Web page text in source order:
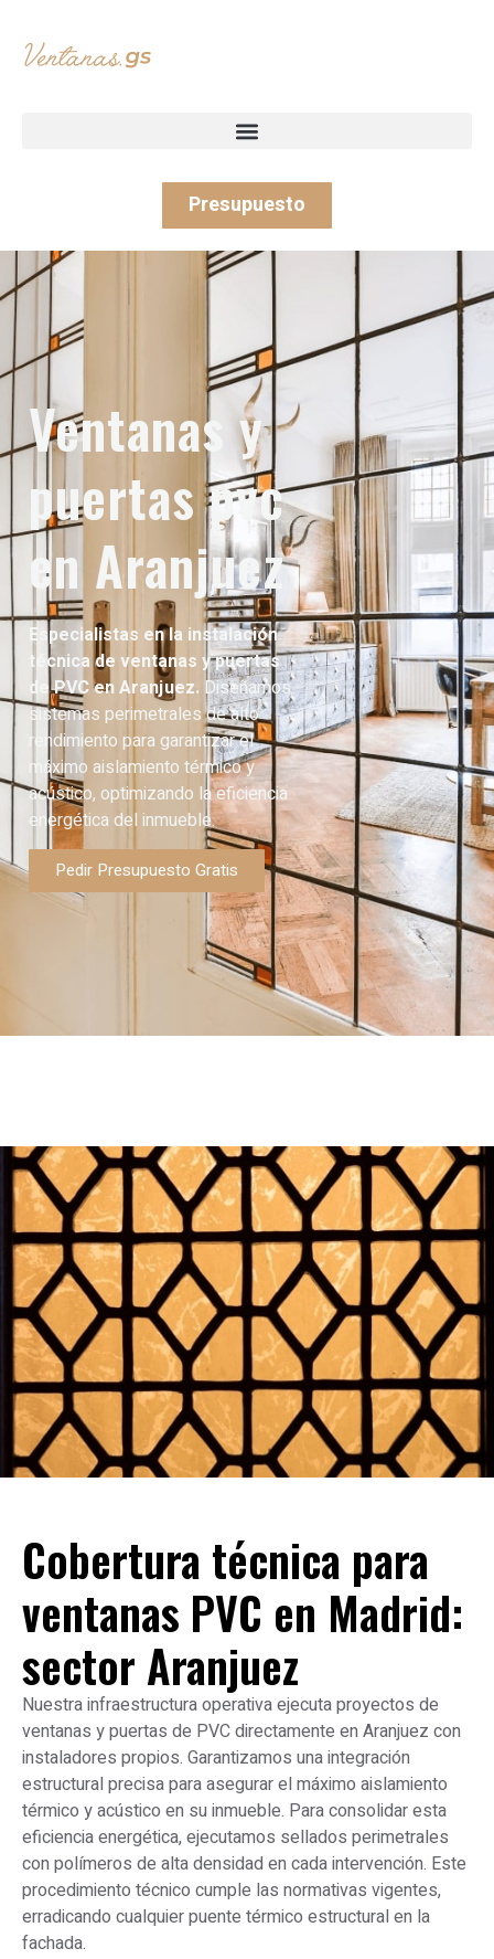
Presupuesto
Ventanas y
puertas pvc
en Aranjuez
Especialistas en la instalación
técnica de ventanas y puertas
de PVC en Aranjuez. Diseñamos
sistemas perimetrales de alto
rendimiento para garantizar el
máximo aislamiento térmico y
acústico, optimizando la eficiencia
energética del inmueble.
Pedir Presupuesto Gratis
Cobertura técnica para
ventanas PVC en Madrid:
sector Aranjuez
Nuestra infraestructura operativa ejecuta proyectos de
ventanas y puertas de PVC directamente en Aranjuez con
instaladores propios. Garantizamos una integración
estructural precisa para asegurar el máximo aislamiento
térmico y acústico en su inmueble. Para consolidar esta
eficiencia energética, ejecutamos sellados perimetrales
con polímeros de alta densidad en cada intervención. Este
procedimiento técnico cumple las normativas vigentes,
erradicando cualquier puente térmico estructural en la
fachada.